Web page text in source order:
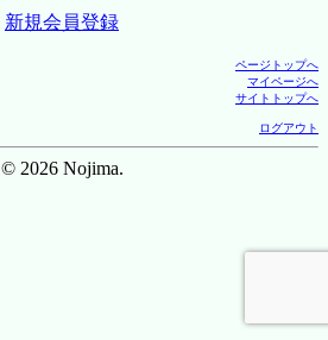
新規会員登録
ページトップへ
マイページへ
サイトトップへ
ログアウト
© 2026 Nojima.